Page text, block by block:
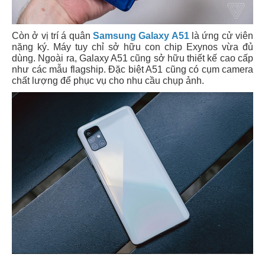
Còn ở vị trí á quân Samsung Galaxy A51là ứng cử viên
nặng ký. Máy tuy chỉ sở hữu con chip Exynos vừa đủ
dùng. Ngoài ra, Galaxy A51 cũng sở hữu thiết kế cao cấp
như các mẫu flagship. Đặc biệt A51 cũng có cụm camera
chất lượng để phục vụ cho nhu cầu chụp ảnh.